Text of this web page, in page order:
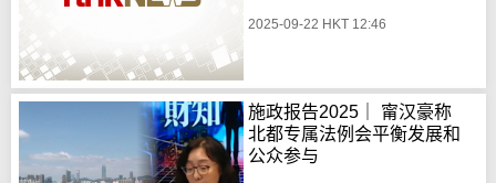
2025-09-22 HKT 12:46
施政报告2025｜ 甯汉豪称
北都专属法例会平衡发展和
公众参与